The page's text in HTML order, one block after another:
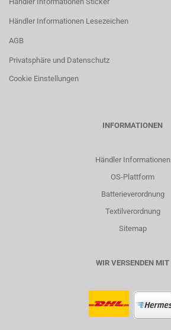
Händler Informationen Lesezeichen
AGB
Privatsphäre und Datenschutz
Cookie Einstellungen
INFORMATIONEN
Händler Informationen
OS-Plattform
Batterieverordnung
Textilverordnung
Sitemap
WIR VERSENDEN MIT